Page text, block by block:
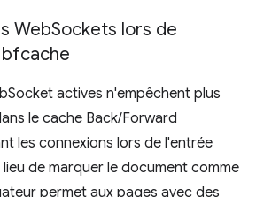
WebSockets lors de
actives n'empêchent plus
le cache Back/Forward
les connexions lors de l'entrée
de marquer le document comme
permet aux pages avec des